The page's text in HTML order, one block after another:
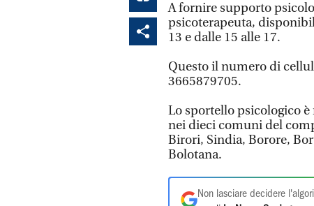
A fornire supporto
psicoterapeuta,
13 e dalle 15 alle 17.
Questo il numero di
3665879705.
Lo sportello psicologico
nei dieci comuni del
Birori, Sindia, Borore,
Bolotana.
Non lasciare decidere